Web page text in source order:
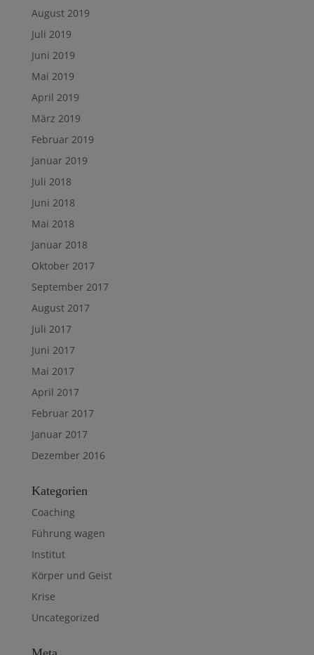
August 2019
Juli 2019
Juni 2019
Mai 2019
April 2019
März 2019
Februar 2019
Januar 2019
Juli 2018
Juni 2018
Mai 2018
Januar 2018
Oktober 2017
September 2017
August 2017
Juli 2017
Juni 2017
Mai 2017
April 2017
Februar 2017
Januar 2017
Dezember 2016
Kategorien
Coaching
Führung wagen
Institut
Körper und Geist
Krise
Uncategorized